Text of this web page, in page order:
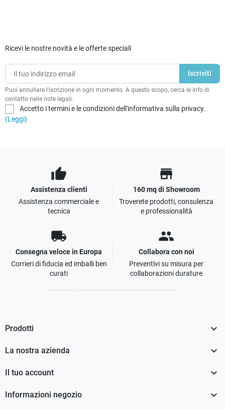
Ricevi le nostre novità e le offerte speciali
Puoi annullare l'iscrizione in ogni momento. A questo scopo, cerca le info di
contatto nelle note legali.
Accetto i termini e le condizioni dell'informativa sulla privacy.
(Leggi)
thumb_up
Assistenza clienti
Assistenza commerciale e
tecnica
store
160 mq di Showroom
Troverete prodotti, consulenza
e professionalità
local_shipping
Consegna veloce in Europa
Corrieri di fiducia ed imballi ben
curati
people
Collabora con noi
Preventivi su misura per
collaborazioni durature
Prodotti 
La nostra azienda 
Il tuo account 
Informazioni negozio 